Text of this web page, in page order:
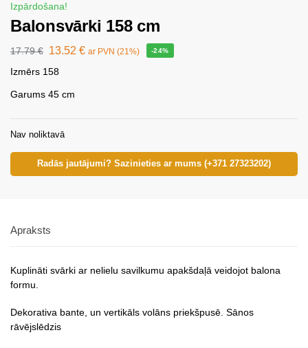
Izpārdošana!
Balonsvārki 158 cm
17.79€ 13.52 € ar PVN (21%) -24%
Izmērs 158
Garums 45 cm
Nav noliktavā
Radās jautājumi? Sazinieties ar mums (+371 27323202)
Apraksts
Kuplināti svārki ar nelielu savilkumu apakšdaļā veidojot balona
formu.
Dekorativa bante, un vertikāls volāns priekšpusē. Sānos
rāvējslēdzis